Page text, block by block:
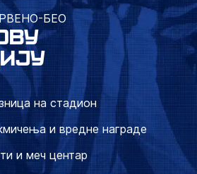
БЕО
на стадион
и вредне награде
и меч центар